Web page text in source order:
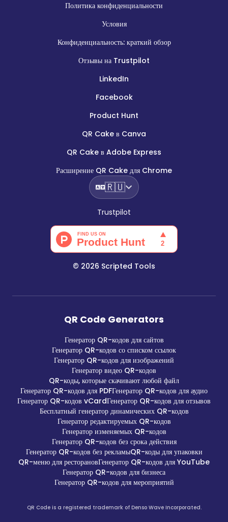
Политика конфиденциальности
Условия
Конфиденциальность: краткий обзор
Отзывы на Trustpilot
LinkedIn
Facebook
Product Hunt
QR Cake в Canva
QR Cake в Adobe Express
Расширение QR Cake для Chrome
🇷🇺
Trustpilot
© 2026 Scripted Tools
QR Code Generators
Генератор QR-кодов для сайтов
Генератор QR-кодов со списком ссылок
Генератор QR-кодов для изображений
Генератор видео QR-кодов
QR-коды, которые скачивают любой файл
Генератор QR-кодов для PDFГенератор QR-кодов для аудио
Генератор QR-кодов vCardГенератор QR-кодов для отзывов
Бесплатный генератор динамических QR-кодов
Генератор редактируемых QR-кодов
Генератор изменяемых QR-кодов
Генератор QR-кодов без срока действия
Генератор QR-кодов без рекламыQR-коды для упаковки
QR-меню для ресторановГенератор QR-кодов для YouTube
Генератор QR-кодов для бизнеса
Генератор QR-кодов для мероприятий
QR Code is a registered trademark of Denso Wave Incorporated.